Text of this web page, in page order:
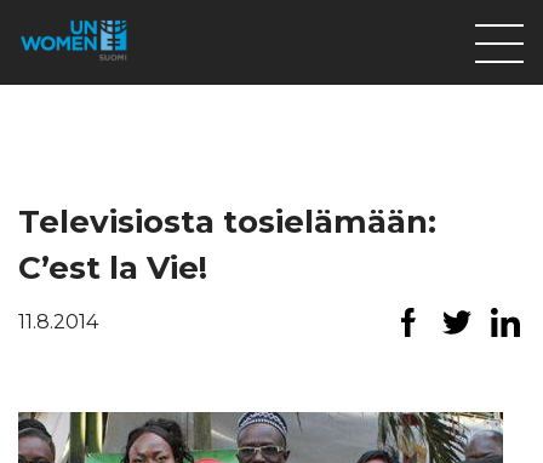
Mitä teemme
Ajankohtaista
Televisiosta tosielämään:
C’est la Vie!
11.8.2014